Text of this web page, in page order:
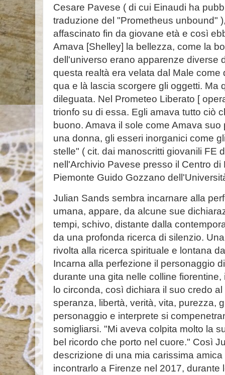
Cesare Pavese ( di cui Einaudi ha
traduzione del "Prometheus unbound"
affascinato fin da giovane età e così
Amava [Shelley] la bellezza, come la
dell'universo erano apparenze diverse
questa realtà era velata dal Male
qua e là lascia scorgere gli oggetti. Ma
dileguata. Nel Prometeo Liberato [
trionfo su di essa. Egli amava tutto ciò
buono. Amava il sole come Amava
una donna, gli esseri inorganici come
stelle" ( cit. dai manoscritti giovanili FE
nell'Archivio Pavese presso il Centro di
Piemonte Guido Gozzano
Julian Sands sembra incarnare alla
umana, appare, da alcune sue
tempi, schivo, distante dalla
da una profonda ricerca di silenzio.
rivolta alla ricerca spirituale e lontana
Incarna alla perfezione il personaggio
durante una gita nelle colline
lo circonda, così dichiara il suo credo
speranza, libertà, verità, vita, purezza,
personaggio e interprete si
somigliarsi. "Mi aveva colpita molto la
bel ricordo che porto nel cuore." Così
descrizione di una mia carissima
incontrarlo a Firenze nel 2017, durante